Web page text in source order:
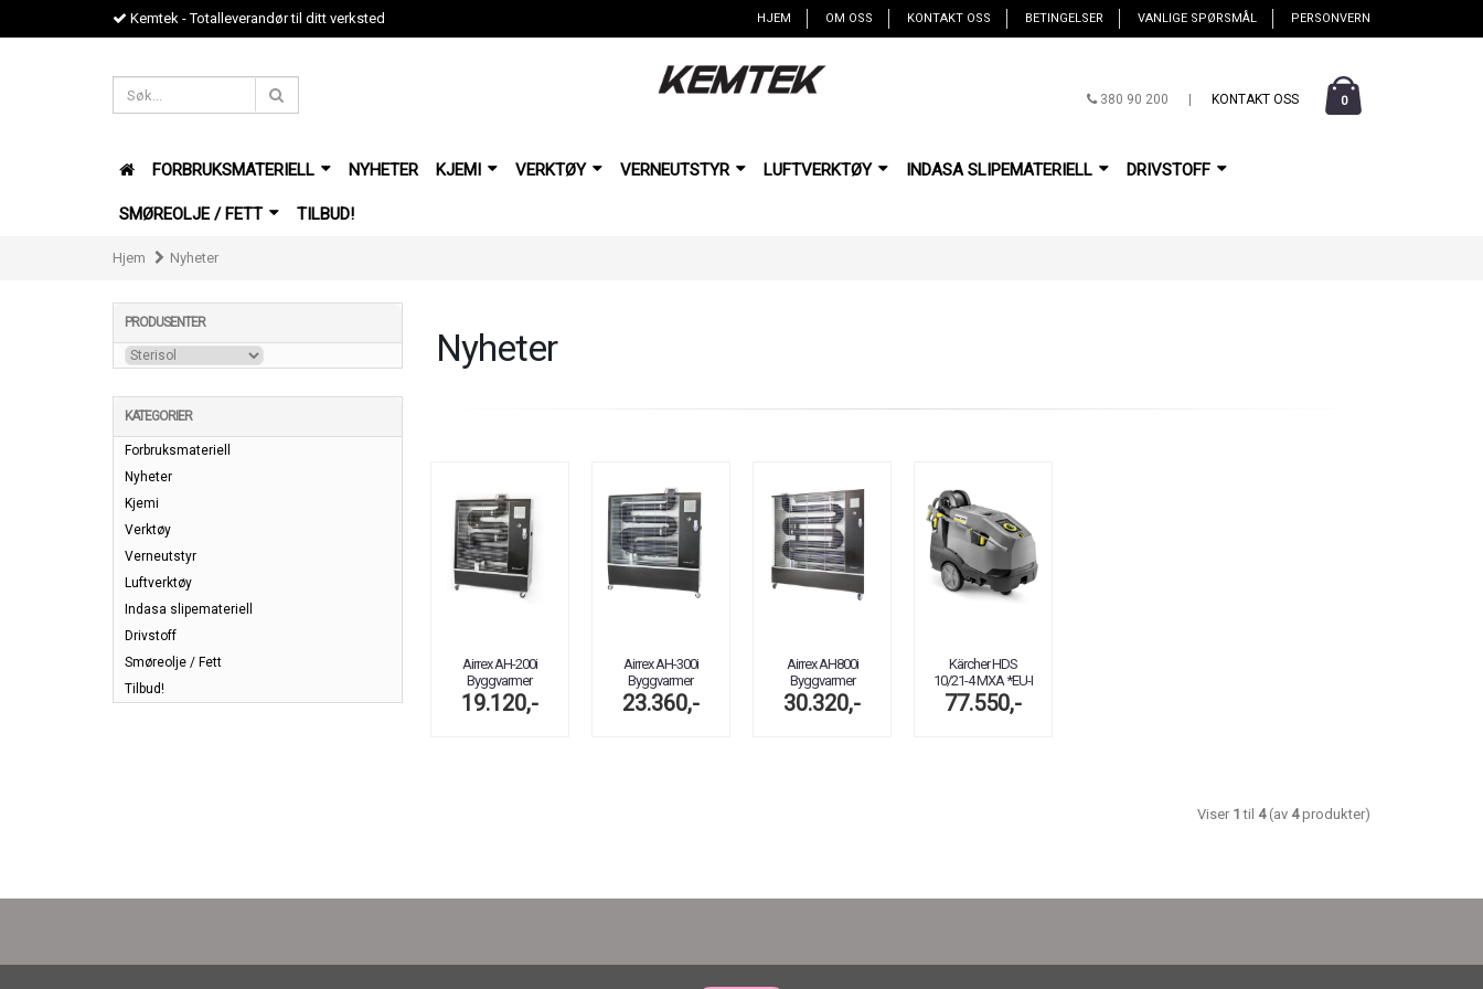
Kemtek - Totalleverandør til ditt verksted HJEM OM OSS KONTAKT OSS BETINGELSER VANLIGE SPØRSMÅL PERSONVERN
380 90 200 KONTAKT OSS 0
FORBRUKSMATERIELL NYHETER KJEMI VERKTØY VERNEUTSTYR LUFTVERKTØY INDASA SLIPEMATERIELL DRIVSTOFF
SMØREOLJE / FETT TILBUD!
Hjem Nyheter
Nyheter
Airrex AH-200i
Byggvarmer
19.120,-
Airrex AH-300i
Byggvarmer
23.360,-
Airrex AH800i
Byggvarmer
30.320,-
Kärcher HDS
10/21-4 MXA *EU-I
77.550,-
Viser 1 til 4(av 4produkter)
PRODUSENTER
KATEGORIER
Forbruksmateriell
Nyheter
Kjemi
Verktøy
Verneutstyr
Luftverktøy
Indasa slipemateriell
Drivstoff
Smøreolje / Fett
Tilbud!